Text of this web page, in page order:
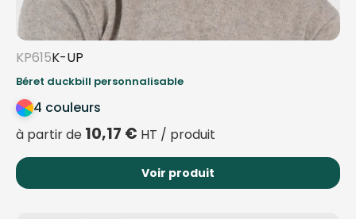
KP615K-UP
Béret duckbill personnalisable
4 couleurs
à partir de 10,17 € HT / produit
Voir produit